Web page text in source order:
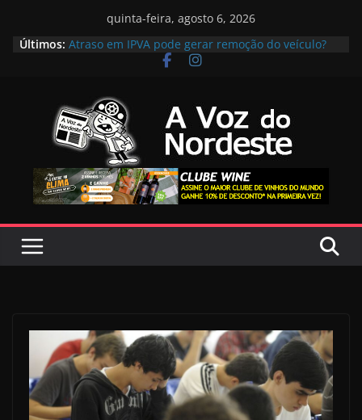
quinta-feira, agosto 6, 2026
Últimos: Atraso em IPVA pode gerar remoção do veículo?
saúde mental
Top 10 Praias mais Bonitas do Nordeste do Brasil
segundo viajantes
Pato assado com laranja e vinho branco